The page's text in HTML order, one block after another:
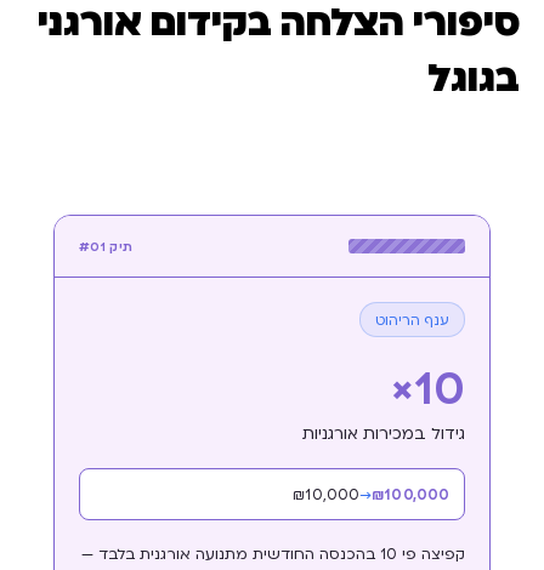
סיפורי הצלחה בקידום אורגני
בגוגל
תיק #01
ענף הריהוט
×10
גידול במכירות אורגניות
₪1 0,000→₪10 0,000
קפיצה פי 10 בהכנסה החודשית מתנועה אורגנית בלבד —